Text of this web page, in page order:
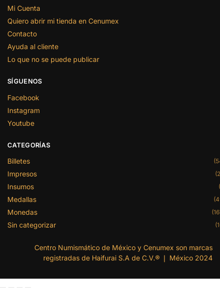
Mi Cuenta
Quiero abrir mi tienda en Cenumex
Contacto
Ayuda al cliente
Lo que no se puede publicar
SÍGUENOS
Facebook
Instagram
Youtube
CATEGORÍAS
Billetes
Impresos
Insumos
Medallas
Monedas
Sin categorizar
Centro Numismático de México y Cenumex son marcas
registradas de Haifurai S.A de C.V.® ❘ México 2024